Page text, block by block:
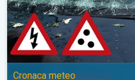
Cronaca meteo